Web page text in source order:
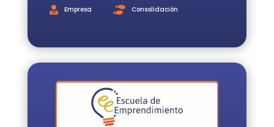
Empresa Consolidación